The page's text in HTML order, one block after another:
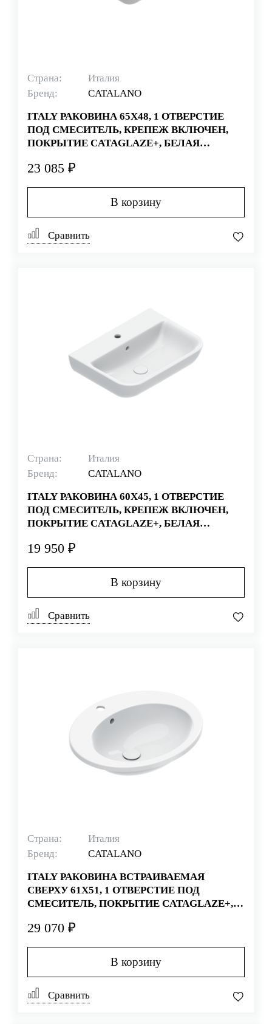
Страна:
Италия
Бренд:
CATALANO
ITALY РАКОВИНА 65Х48, 1 ОТВЕРСТИЕ
ПОД СМЕСИТЕЛЬ, КРЕПЕЖ ВКЛЮЧЕН,
ПОКРЫТИЕ CATAGLAZE+, БЕЛАЯ
23 085 ₽
В корзину
Сравнить
Страна:
Италия
Бренд:
CATALANO
ITALY РАКОВИНА 60Х45, 1 ОТВЕРСТИЕ
ПОД СМЕСИТЕЛЬ, КРЕПЕЖ ВКЛЮЧЕН,
ПОКРЫТИЕ CATAGLAZE+, БЕЛАЯ
19 950 ₽
В корзину
Сравнить
Страна:
Италия
Бренд:
CATALANO
ITALY РАКОВИНА ВСТРАИВАЕМАЯ
СВЕРХУ 61Х51, 1 ОТВЕРСТИЕ ПОД
СМЕСИТЕЛЬ, ПОКРЫТИЕ CATAGLAZE+,
29 070 ₽
В корзину
Сравнить